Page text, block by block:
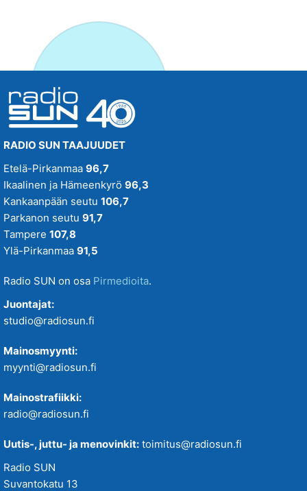
RADIO SUN TAAJUUDET
Etelä-Pirkanmaa 96,7
Ikaalinen ja Hämeenkyrö 96,3
Kankaanpään seutu 106,7
Parkanon seutu 91,7
Tampere 107,8
Ylä-Pirkanmaa 91,5
Radio SUN on osa Pirmedioita.
Juontajat:
studio@radiosun.fi
Mainosmyynti:
myynti@radiosun.fi
Mainostrafiikki:
radio@radiosun.fi
Uutis-, juttu- ja menovinkit: toimitus@radiosun.fi
Radio SUN
Suvantokatu 13